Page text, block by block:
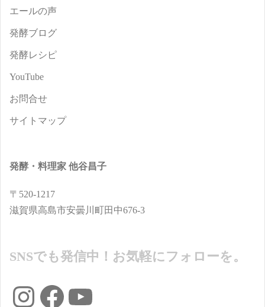
エールの声
発酵ブログ
発酵レシピ
YouTube
お問合せ
サイトマップ
発酵・料理家 他谷昌子
〒520-1217
滋賀県高島市安曇川町田中676-3
SNSでも発信中！お気軽にフォローを。
InstagramFacebookYouTube